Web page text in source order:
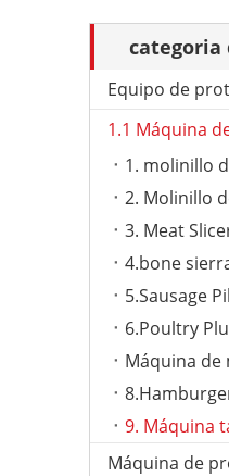
categoria
2. Molinillo
3. Meat
4.bone
5.Sausage
9. Máquina